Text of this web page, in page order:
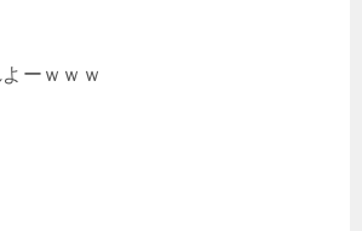
ーｗｗｗ